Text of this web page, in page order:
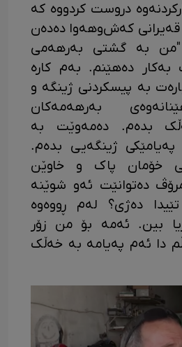
دروست کردووە کە
قەیرانی کەش‌وهەوا دەدەن
"من بە گشتی بەرهەمی
دەهێنم. بەم کارە
بە پیسکردنی ژینگە و
بەرهەمەکان
بدەم. دەمەوێت بە
پەیامێکی ژینگەیی بدەم.
خۆمان پاک و خاوێن
دەتوانێت ئەو شوێنە
دەژی؟ لەم ڕووەوە
بین. ئەمە بۆ من زۆر
دا ئەم پەیامە بە خەڵک